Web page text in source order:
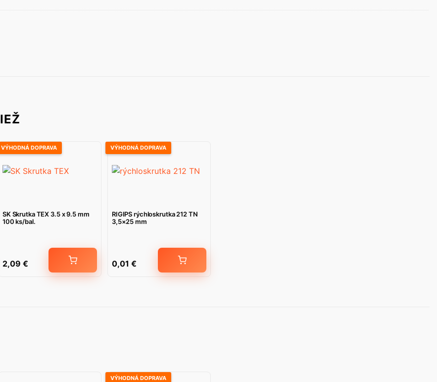
VÝHODNÁ DOPRAVA
SK Skrutka TEX 3.5 x 9.5 mm
100 ks/bal.
2,09 €
VÝHODNÁ DOPRAVA
RIGIPS rýchloskrutka 212 TN
3,5×25 mm
0,01 €
VÝHODNÁ DOPRAVA